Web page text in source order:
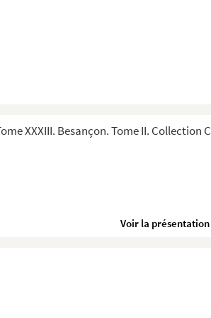
XXXIII. Besançon. Tome II. Collection